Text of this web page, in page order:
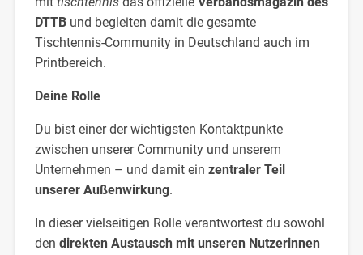
DTTBund begleiten damit die gesamte
Tischtennis-Community in Deutschland auch im
Printbereich.
Deine Rolle
Du bist einer der wichtigsten Kontaktpunkte
zwischen unserer Community und unserem
Unternehmen – und damit ein zentraler Teil
unserer Außenwirkung.
In dieser vielseitigen Rolle verantwortest du sowohl
den direkten Austausch mit unseren Nutzerinnen